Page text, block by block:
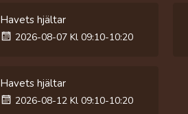
Havets hjältar
2026-08-07 Kl 09:10-10:20
Havets hjältar
2026-08-12 Kl 09:10-10:20